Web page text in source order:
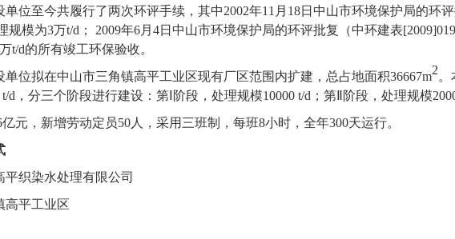
单位至今共履行了两次环评手续，其中2002年11 月 18日中山市环境保护局的环
规模为3万t/d ； 2009年6月 4日中山市环境保护局的环评批复（中环建表
万t/d的所有竣工环保验收。
单位拟在中山市三角镇高平工业区现有厂区范围内扩建，总占地面积36667m2。
d ，分三个阶段进行建设：第Ⅰ阶段，处理规模10000 t/d ；第Ⅱ阶段，处理规模
亿元，新增劳动定员50 人，采用三班制，每班8小时，全年300天运行。
织染水处理有限公司
高平工业区